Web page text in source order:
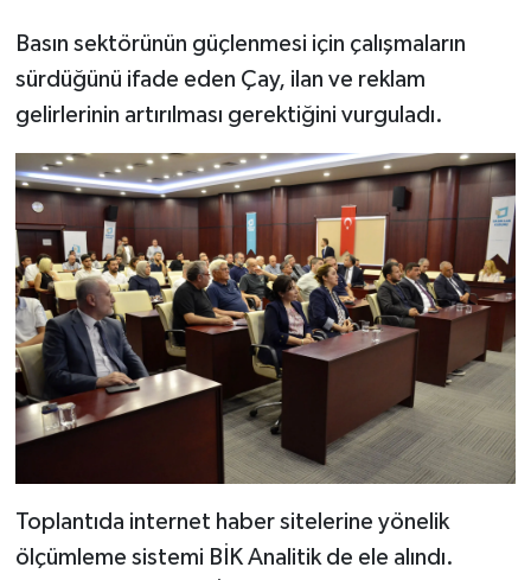
Basın sektörünün güçlenmesi için çalışmaların
sürdüğünü ifade eden Çay, ilan ve reklam
gelirlerinin artırılması gerektiğini vurguladı.
Toplantıda internet haber sitelerine yönelik
ölçümleme sistemi BİK Analitik de ele alındı.